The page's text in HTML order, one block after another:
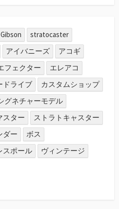
Gibson
stratocaster
アイバニーズ
アコギ
フェクター
エレアコ
ドライブ
カスタムショップ
グネチャーモデル
スター
ストラトキャスター
ダー
ボス
スポール
ヴィンテージ